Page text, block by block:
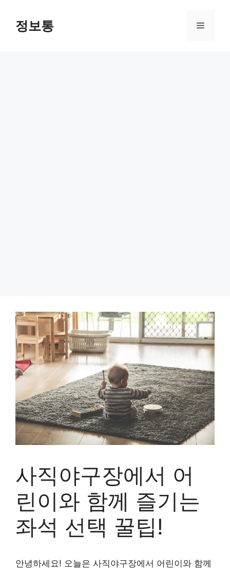
content정보통 Menu
사직야구장에서 어
린이와 함께 즐기는
좌석 선택 꿀팁!
안녕하세요! 오늘은 사직야구장에서 어린이와 함께